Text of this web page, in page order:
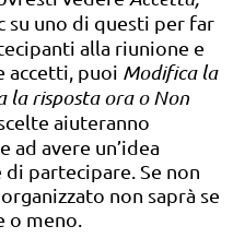
su uno di questi per far
alla riunione e
accetti, puoi Modifica la
la risposta ora o Non
aiuteranno
ad avere un’idea
partecipare. Se non
non saprà se
meno.